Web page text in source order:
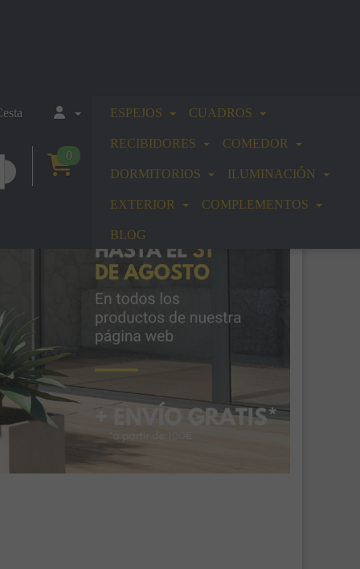
0
ESPEJOS CUADROS
RECIBIDORES COMEDOR
DORMITORIOS ILUMINACIÓN
EXTERIOR COMPLEMENTOS
BLOG